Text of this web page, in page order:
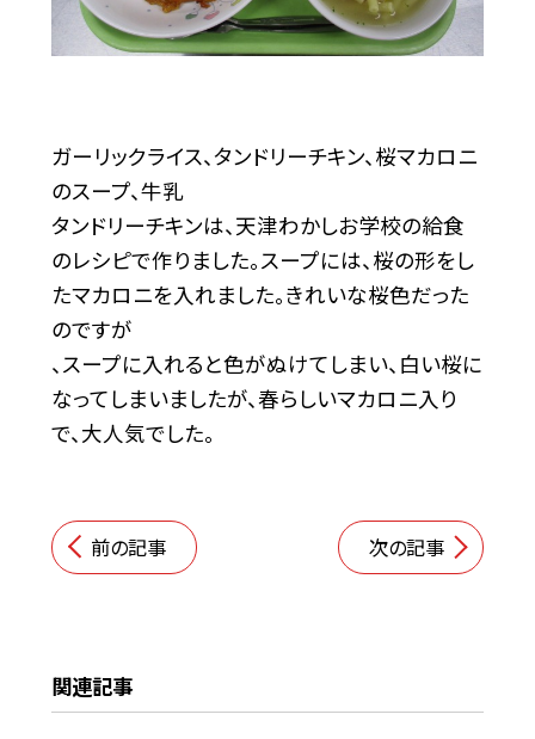
ガーリックライス、タンドリーチキン、桜マカロニ
のスープ、牛乳
タンドリーチキンは、天津わかしお学校の給食
のレシピで作りました。スープには、桜の形をし
たマカロニを入れました。きれいな桜色だった
のですが
、スープに入れると色がぬけてしまい、白い桜に
なってしまいましたが、春らしいマカロニ入り
で、大人気でした。
前の記事 次の記事
関連記事